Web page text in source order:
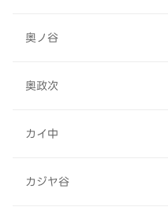
奥ノ谷
奥政次
カイ中
カジヤ谷